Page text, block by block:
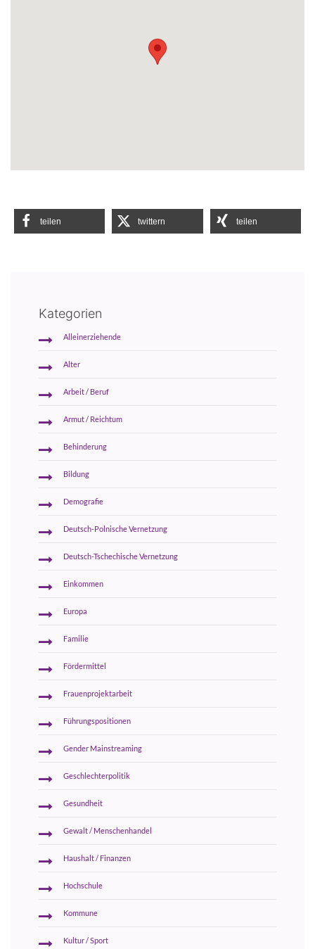
teilen twittern teilen
Kategorien
Alleinerziehende
Alter
Arbeit / Beruf
Armut / Reichtum
Behinderung
Bildung
Demografie
Deutsch-Polnische Vernetzung
Deutsch-Tschechische Vernetzung
Einkommen
Europa
Familie
Fördermittel
Frauenprojektarbeit
Führungspositionen
Gender Mainstreaming
Geschlechterpolitik
Gesundheit
Gewalt / Menschenhandel
Haushalt / Finanzen
Hochschule
Kommune
Kultur / Sport